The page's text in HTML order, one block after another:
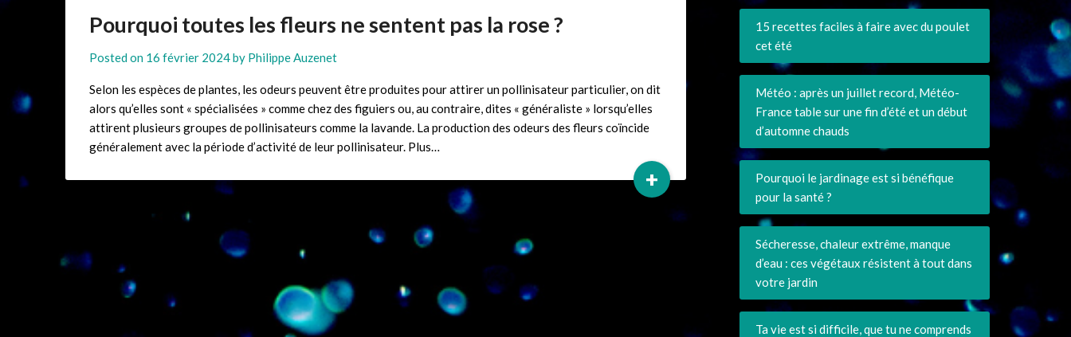
Pourquoi toutes les fleurs ne sentent pas la rose ?
Posted on 16 février 2024by Philippe Auzenet
Selon les espèces de plantes, les odeurs peuvent être produites pour attirer un pollinisateur particulier, on dit
alors qu’elles sont « spécialisées » comme chez des figuiers ou, au contraire, dites « généraliste » lorsqu’elles
attirent plusieurs groupes de pollinisateurs comme la lavande. La production des odeurs des fleurs coïncide
généralement avec la période d’activité de leur pollinisateur. Plus…
+
15 recettes faciles à faire avec du poulet
cet été
Météo : après un juillet record, Météo-
France table sur une fin d’été et un début
d’automne chauds
Pourquoi le jardinage est si bénéfique
pour la santé ?
Sécheresse, chaleur extrême, manque
d’eau : ces végétaux résistent à tout dans
votre jardin
Ta vie est si difficile, que tu ne comprends